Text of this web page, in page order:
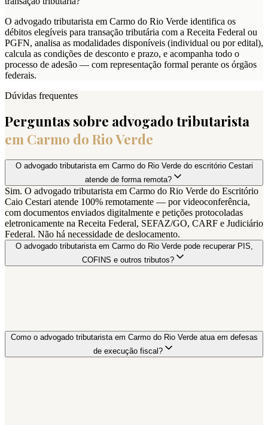
O advogado tributarista em Carmo do Rio Verde identifica os
débitos elegíveis para transação tributária com a Receita Federal ou
PGFN, analisa as modalidades disponíveis (individual ou por edital),
calcula as condições de desconto e prazo, e acompanha todo o
processo de adesão — com representação formal perante os órgãos
federais.
Dúvidas frequentes
Perguntas sobre advogado tributarista
em Carmo do Rio Verde
O advogado tributarista em Carmo do Rio Verde do escritório Cestari
atende de forma remota?
Sim. O advogado tributarista em Carmo do Rio Verde do Escritório
Caio Cestari atende 100% remotamente — por videoconferência,
com documentos enviados digitalmente e petições protocoladas
eletronicamente na Receita Federal, SEFAZ/GO, CARF e Judiciário
Federal. Não há necessidade de deslocamento.
O advogado tributarista em Carmo do Rio Verde pode recuperar PIS,
COFINS e outros tributos?
Como o advogado tributarista em Carmo do Rio Verde atua em defesas
de execução fiscal?